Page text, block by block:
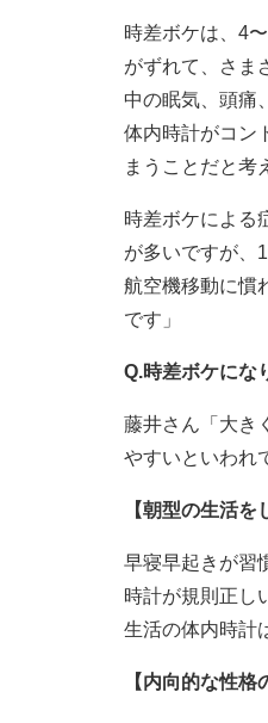
時差ボケは、4
がずれて、さま
中の眠気、頭痛
体内時計がコン
まうことだと考
時差ボケによる
が多いですが、
航空機移動に慣
です」
Q.時差ボケにな
藤井さん「大き
やすいといわれ
【朝型の生活を
早寝早起きが習
時計が規則正し
生活の体内時計
【内向的な性格